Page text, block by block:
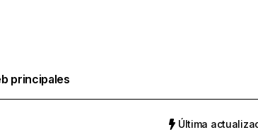
principales
Última